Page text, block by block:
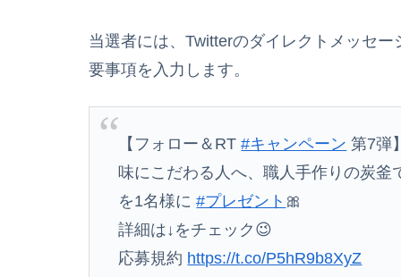
当選者には、Twitterのダイレクトメッセ
要事項を入力します。
【フォロー＆RT#キャンペーン 第7弾
味にこだわる人へ、職人手作りの炭釜
を1名様に#プレゼント 🎀
詳細は↓をチェック😉
応募規約 https://t.co/P5hR9b8XyZ